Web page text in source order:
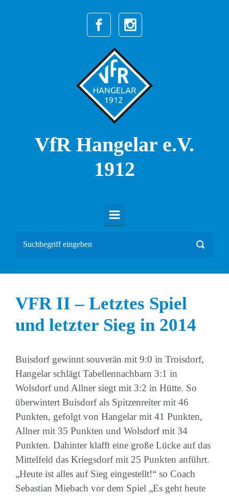
Zum Hauptinhalt springen
VfR Hangelar e.V.
1912
VFR II – Letztes Spiel
und letzter Sieg in 2014
Buisdorf gewinnt souverän mit 9:0 in Troisdorf,
Hangelar schlägt Tabellennachbarn 3:1 in
Wolsdorf und Allner siegt mit 3:2 in Hütte. So
überwintert Buisdorf als Spitzenreiter mit 46
Punkten, gefolgt von Hangelar mit 41 Punkten,
Allner mit 35 Punkten und Wolsdorf mit 34
Punkten. Dahinter klafft eine große Lücke auf das
Mittelfeld das Kriegsdorf mit 25 Punkten anführt.
„Heute ist alles auf Sieg eingestellt!“ so Coach
Sebastian Miebach vor dem Spiel „Es geht heute